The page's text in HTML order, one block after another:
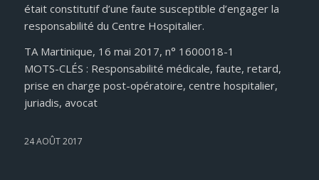
était constitutif d’une faute susceptible d’engager la
responsabilité du Centre Hospitalier.
TA Martinique, 16 mai 2017, n° 1600018-1
MOTS-CLÉS : Responsabilité médicale, faute, retard,
prise en charge post-opératoire, centre hospitalier,
juriadis, avocat
24 AOÛT 2017